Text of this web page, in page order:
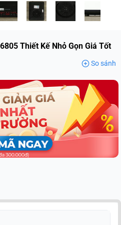
Thiết Kế Nhỏ Gọn Giá Tốt
So sánh